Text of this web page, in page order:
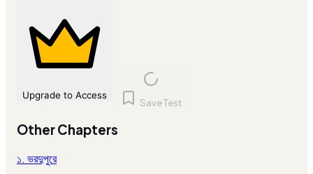
Upgrade to Access
Save Test
Other Chapters
১. ভরদুপুরে